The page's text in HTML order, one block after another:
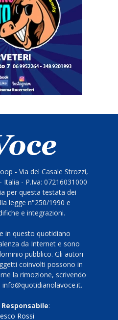
- Via del Casale Strozzi,
Italia - P.Iva: 07216031000
per questa testata dei
legge n°250/1990 e
e integrazioni.
in questo quotidiano
da Internet e sono
pubblico. Gli autori
coinvolti possono in
la rimozione, scrivendo
:
Rossi